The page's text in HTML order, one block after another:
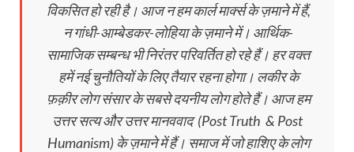
विकसित हो रही है। आज न हम कार्ल मार्क्स के ज़माने में हैं,
न गांधी-आम्बेडकर-लोहिया के ज़माने में। आर्थिक-
सामाजिक सम्बन्ध भी निरंतर परिवर्तित हो रहे हैं। हर वक्त
हमें नई चुनौतियों के लिए तैयार रहना होगा। लकीर के
फ़क़ीर लोग संसार के सबसे दयनीय लोग होते हैं। आज हम
उत्तर सत्य और उत्तर मानववाद (Post Truth & Post
Humanism) के ज़माने में हैं। समाज में जो हाशिए के लोग